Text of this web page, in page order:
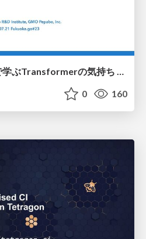
Go言語とトイモデルで学ぶTransformerの気持ち / fukuokago23-transformer
0 160